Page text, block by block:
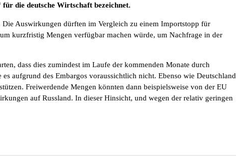
die deutsche Wirtschaft bezeichnet.
Auswirkungen dürften im Vergleich zu einem Importstopp für
kurzfristig Mengen verfügbar machen würde, um Nachfrage in der
dass dies zumindest im Laufe der kommenden Monate durch
aufgrund des Embargos voraussichtlich nicht. Ebenso wie Deutschland
Freiwerdende Mengen könnten dann beispielsweise von der EU
auf Russland. In dieser Hinsicht, und wegen der relativ geringen